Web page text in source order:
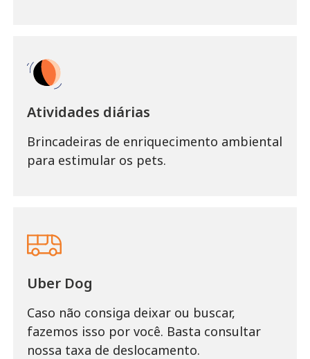
Atividades diárias
Brincadeiras de enriquecimento ambiental
para estimular os pets.
Uber Dog
Caso não consiga deixar ou buscar,
fazemos isso por você. Basta consultar
nossa taxa de deslocamento.